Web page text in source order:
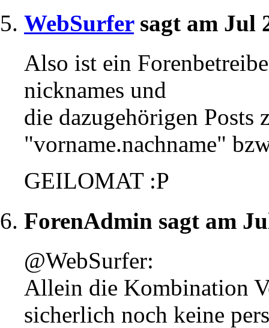
WebSurfersagt am Jul
Also ist ein
nicknames und
die dazugehörigen Posts
"vorname.nachname"
GEILOMAT :P
ForenAdmin sagt am
@WebSurfer:
Allein die Kombination
sicherlich noch keine